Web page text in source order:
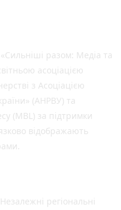
разом: Медіа та
асоціацією
з Асоціацією
(АНРВУ) та
(MBL) за підтримки
відображають
регіональні